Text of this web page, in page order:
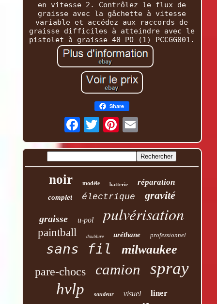
en vitesse 2. Contrôlez le flux de
graisse avec la gâchette à vitesse
variable et accédez aux raccords de
graisse difficiles à atteindre avec le
pistolet à graisse 40 PO (1) PCCGG001.
Share
noir modèle batterie réparation
complet électrique gravité
graisse u-pol pulvérisation
paintball doublure uréthane professionnel
sans fil milwaukee
pare-chocs camion spray
hvlp soudeur visuel liner